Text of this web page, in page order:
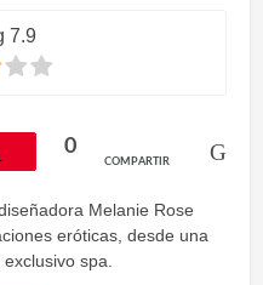
7.9
0
COMPARTIR
Melanie Rose
eróticas, desde una
spa.